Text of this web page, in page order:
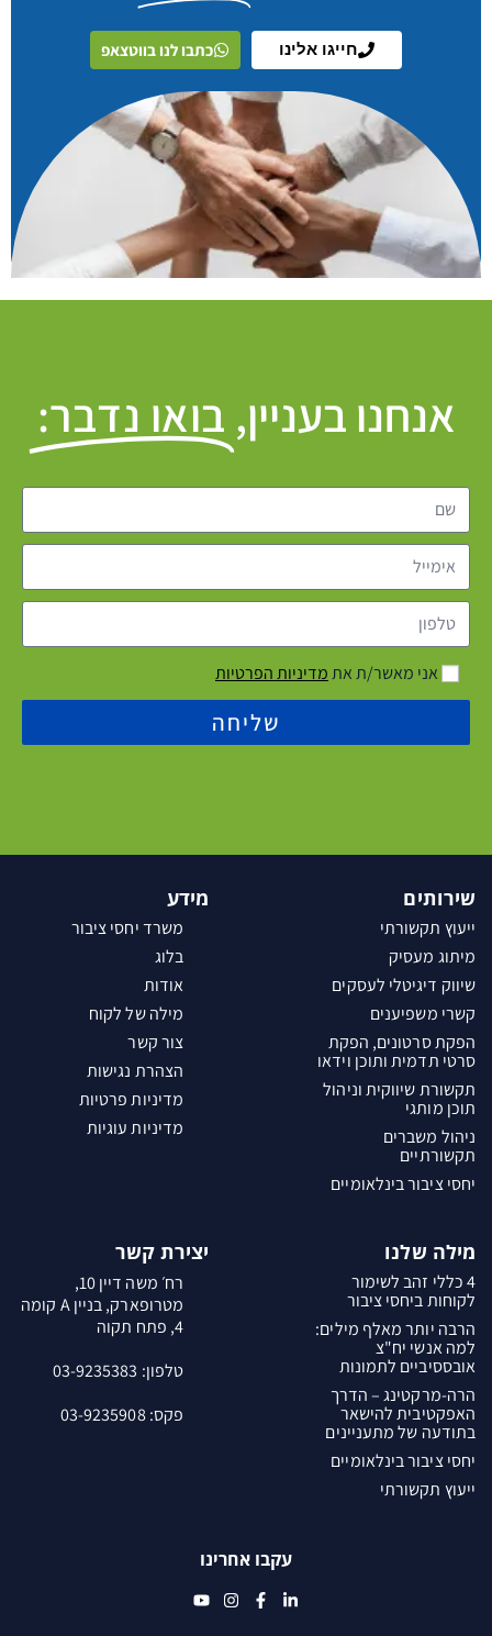
חייגו אלינו כתבו לנו בווטצאפ
אנחנו בעניין, בואו נדבר:​​
אני מאשר/ת אתמדיניות הפרטיות
שליחה
שירותים
ייעוץ תקשורתי
מיתוג מעסיק
שיווק דיגיטלי לעסקים
קשרי משפיענים
הפקת סרטונים, הפקת
סרטי תדמית ותוכן וידאו
תקשורת שיווקית וניהול
תוכן מותגי
ניהול משברים
תקשורתיים
יחסי ציבור בינלאומיים
מידע
משרד יחסי ציבור
בלוג
אודות
מילה של לקוח
צור קשר
הצהרת נגישות
מדיניות פרטיות
מדיניות עוגיות
מילה שלנו
4 כללי זהב לשימור
לקוחות ביחסי ציבור
הרבה יותר מאלף מילים:
למה אנשי יח"צ
אובססיביים לתמונות
הרה-מרקטינג – הדרך
האפקטיבית להישאר
בתודעה של מתעניינים
יחסי ציבור בינלאומיים
ייעוץ תקשורתי
יצירת קשר
רח׳ משה דיין 10,
מטרופארק, בניין A קומה
4, פתח תקוה
טלפון: 03-9235383
פקס: 03-9235908
עקבו אחרינו